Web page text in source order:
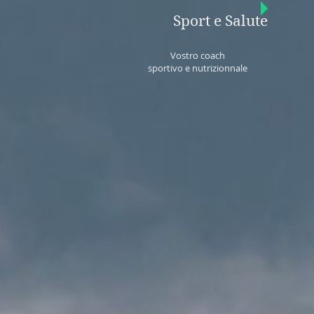
Sport e Salute
Vostro coach
sportivo e nutrizionnale